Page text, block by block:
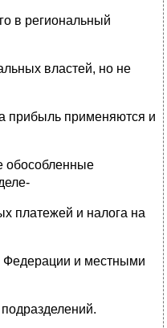
в региональный
властей, но не
прибыль применяются и
обособленные
платежей и налога на
Федерации и местными